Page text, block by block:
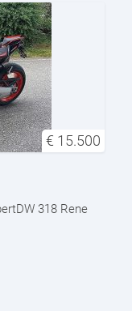
€ 15.500
318 Rene